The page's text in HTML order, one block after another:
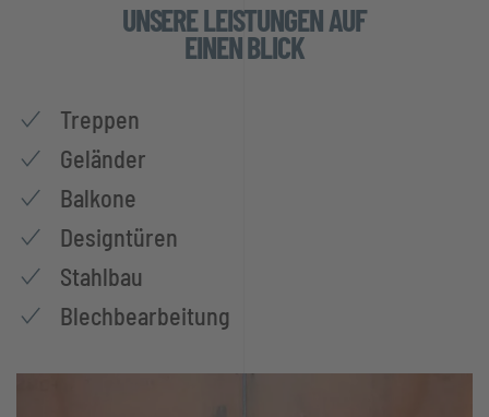
UNSERE LEISTUNGEN AUF
EINEN BLICK
Treppen
Geländer
Balkone
Designtüren
Stahlbau
Blechbearbeitung